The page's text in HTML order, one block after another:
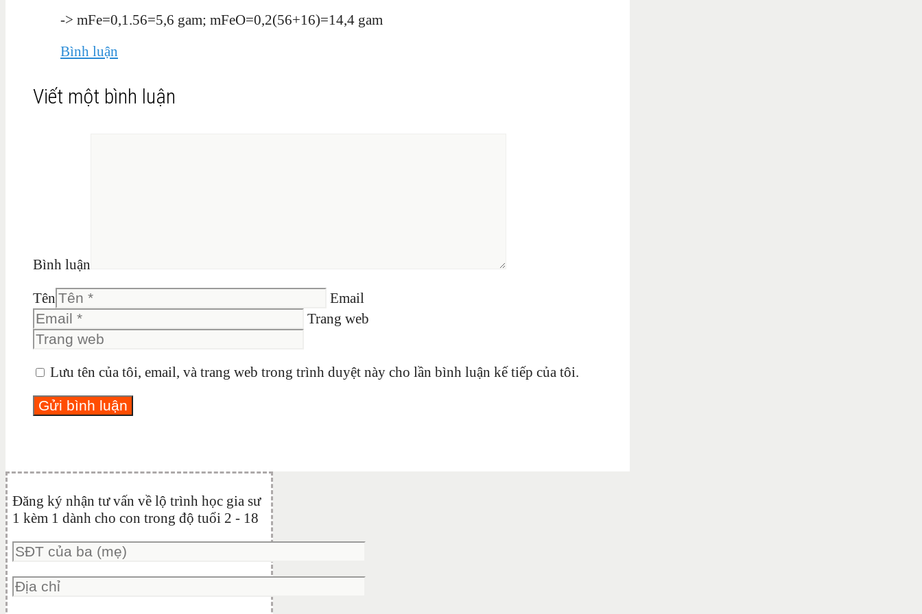
-> mFe=0,1.56=5,6 gam; mFeO=0,2(56+16)=14,4 gam
Bình luận
Viết một bình luận
Bình luận
Tên
Email
Trang web
Lưu tên của tôi, email, và trang web trong trình duyệt này cho lần bình luận kế tiếp của tôi.
Đăng ký nhận tư vấn về lộ trình học gia sư
1 kèm 1 dành cho con trong độ tuổi 2 - 18